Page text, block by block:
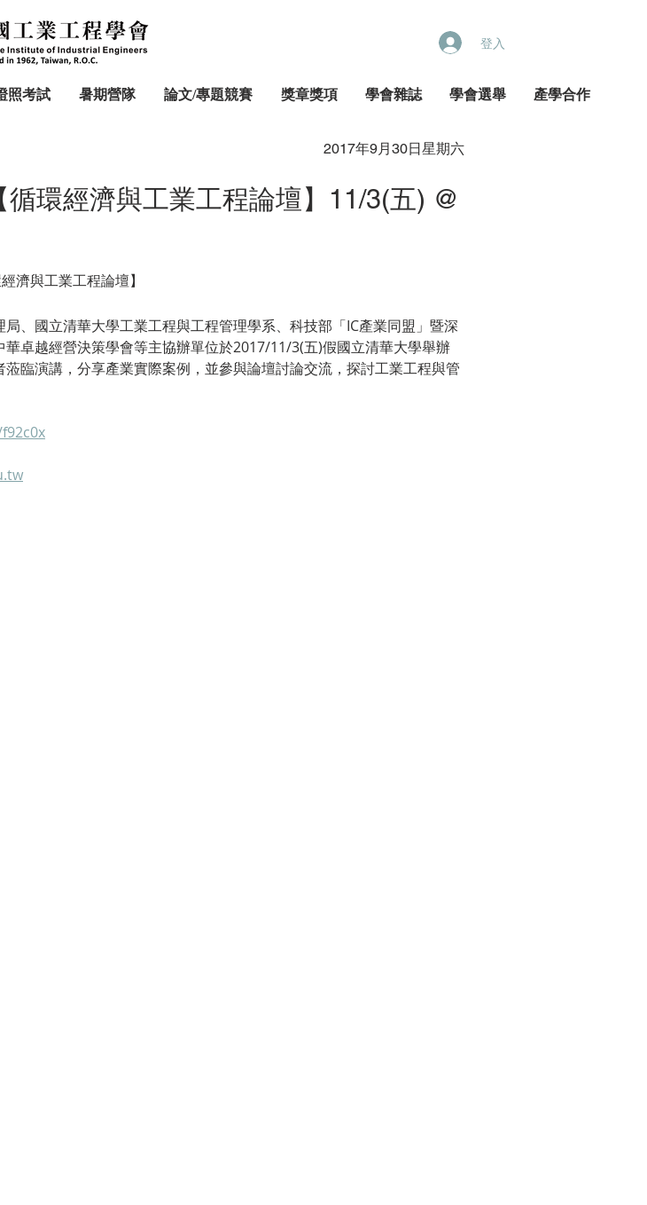
登入
照考試 暑期營隊 論文/專題競賽 獎章獎項 學會雜誌 學會選舉 產學合作
2017年9月30日星期六
循環經濟與工業工程論壇】11/3(五) @
經濟與工業工程論壇】
國立清華大學工業工程與工程管理學系、科技部「IC產業同盟」暨深
卓越經營決策學會等主協辦單位於2017/11/3(五)假國立清華大學舉辦
臨演講，分享產業實際案例，並參與論壇討論交流，探討工業工程與管